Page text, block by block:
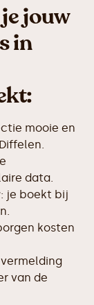
jouw
in
mooie en
data.
: je boekt bij
kosten
van de